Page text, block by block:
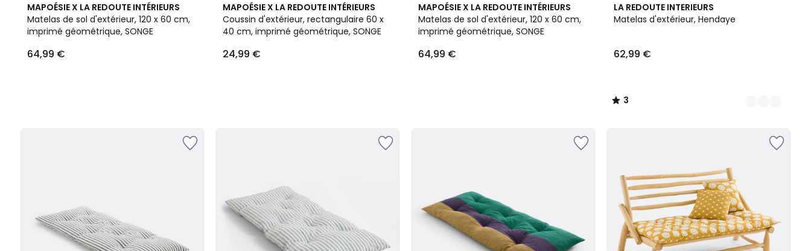
MAPOÉSIE X LA REDOUTE INTÉRIEURS
Matelas de sol d'extérieur, 120 x 60 cm,
imprimé géométrique, SONGE
64,99 €
MAPOÉSIE X LA REDOUTE INTÉRIEURS
Coussin d'extérieur, rectangulaire 60 x
40 cm, imprimé géométrique, SONGE
24,99 €
MAPOÉSIE X LA REDOUTE INTÉRIEURS
Matelas de sol d'extérieur, 120 x 60 cm,
imprimé géométrique, SONGE
64,99 €
LA REDOUTE INTERIEURS
Matelas d'extérieur, Hendaye
62,99 €
3
/
4
Couleurs
3
/